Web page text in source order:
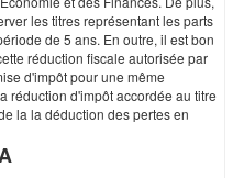
les titres représentant les parts
de 5 ans. En outre, il est bon
réduction fiscale autorisée par
d'impôt pour une même
réduction d'impôt accordée au titre
la la déduction des pertes en